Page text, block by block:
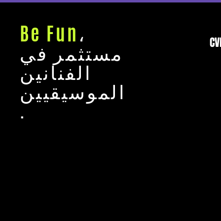
Be Fun،
مستثمر في
الفنانين
الموسيقيين
.